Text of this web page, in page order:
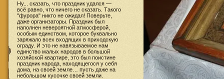
Ну... сказать, что праздник удался —
всё равно, что ничего не сказать. Такого
"фурора" никто не ожидал! Поверьте,
даже организаторы. Праздник был
наполнен невероятной атмосферой,
особым единством, которое буквально
заряжало всех входящих в приходскую
ограду. И это не навязываемое нам
единство малых народов в большой
хозяйской квартире, это был поистине
праздник народа, находящегося у себя
дома, на своей земле… пусть даже на
небольшом кусочке своей земли.